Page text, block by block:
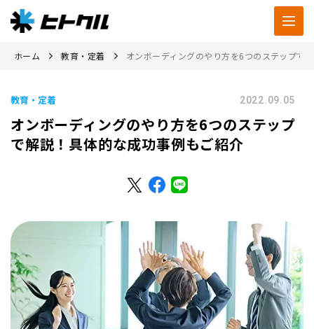
ホーム 教育・定着 オンボーディングのやり方を6つのステップで
教育・定着 2022.09.05
オンボーディングのやり方を6つのステップ
で解説！具体的な成功事例もご紹介